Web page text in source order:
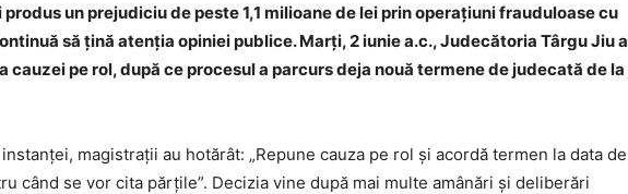
un prejudiciu de peste 1,1 milioane de lei prin operațiuni frauduloase cu
să țină atenția opiniei publice. Marți, 2 iunie a.c., Judecătoria Târgu Jiu a
cauzei pe rol, după ce procesul a parcurs deja nouă termene de judecată de la
magistrații au hotărât: „Repune cauza pe rol şi acordă termen la data de
când se vor cita părţile”. Decizia vine după mai multe amânări și deliberări